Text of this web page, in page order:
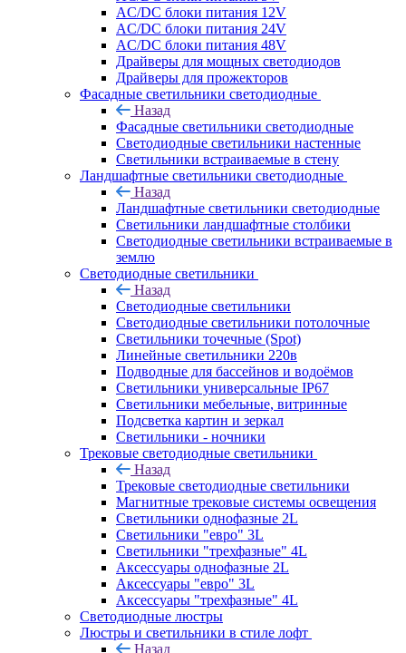
AC/DC блоки питания 12V
AC/DC блоки питания 24V
AC/DC блоки питания 48V
Драйверы для мощных светодиодов
Драйверы для прожекторов
Фасадные светильники светодиодные
Назад
Фасадные светильники светодиодные
Светодиодные светильники настенные
Светильники встраиваемые в стену
Ландшафтные светильники светодиодные
Назад
Ландшафтные светильники светодиодные
Светильники ландшафтные столбики
Светодиодные светильники встраиваемые в
землю
Светодиодные светильники
Назад
Светодиодные светильники
Светодиодные светильники потолочные
Светильники точечные (Spot)
Линейные светильники 220в
Подводные для бассейнов и водоёмов
Светильники универсальные IP67
Светильники мебельные, витринные
Подсветка картин и зеркал
Светильники - ночники
Трековые светодиодные светильники
Назад
Трековые светодиодные светильники
Магнитные трековые системы освещения
Светильники однофазные 2L
Светильники "евро" 3L
Светильники "трехфазные" 4L
Аксессуары однофазные 2L
Аксессуары "евро" 3L
Аксессуары "трехфазные" 4L
Светодиодные люстры
Люстры и светильники в стиле лофт
Назад